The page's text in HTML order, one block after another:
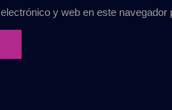
y web en este